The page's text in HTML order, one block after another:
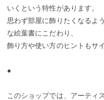
いくという特性があります。
思わず部屋に飾りたくなるよ
な絵葉書にこだわり、
飾り方や使い方のヒントもサ
●
このショップでは、アーティ